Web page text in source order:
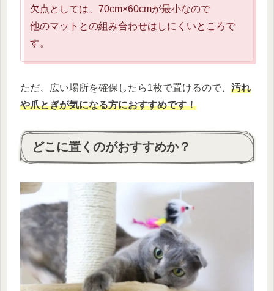
欠点としては、70cm×60cmが最小なので
他のマットとの組み合わせはしにくいところで
す。
ただ、広い場所を確保したら1枚で置けるので、 汚れ
や爪とぎが気になる方におすすめです！
どこに置くのがおすすめか？